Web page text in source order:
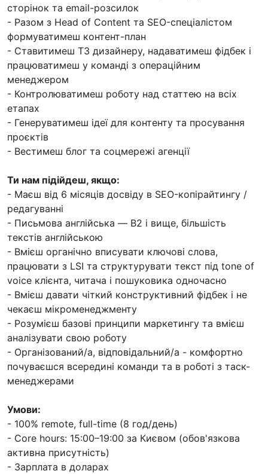
сторінок та email-розсилок
- Разом з Head of Content та SEO-спеціалістом
формуватимеш контент-план
- Ставитимеш ТЗ дизайнеру, надаватимеш фідбек і
працюватимеш у команді з операційним
менеджером
- Контролюватимеш роботу над статтею на всіх
етапах
- Генеруватимеш ідеї для контенту та просування
проєктів
- Вестимеш блог та соцмережі агенції
Ти нам підійдеш, якщо:
- Маєш від 6 місяців досвіду в SEO-копірайтингу /
редагуванні
- Письмова англійська — B2 і вище, більшість
текстів англійською
- Вмієш органічно вписувати ключові слова,
працювати з LSI та структурувати текст під tone of
voice клієнта, читача і пошуковика одночасно
- Вмієш давати чіткий конструктивний фідбек і не
чекаєш мікроменеджменту
- Розумієш базові принципи маркетингу та вмієш
аналізувати свою роботу
- Організований/а, відповідальний/а - комфортно
почуваєшся всередині команди та в роботі з таск-
менеджерами
Умови:
- 100% remote, full-time (8 год/день)
- Core hours: 15:00–19:00 за Києвом (обов'язкова
активна присутність)
- Зарплата в доларах